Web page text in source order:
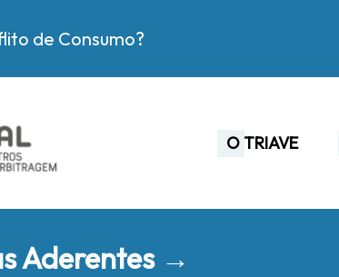
de Consumo?
O TRIAVE
Aderentes →